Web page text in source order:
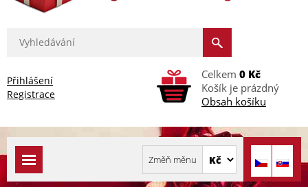
Přihlášení
Registrace
Celkem 0 Kč
Košík je prázdný
Obsah košíku